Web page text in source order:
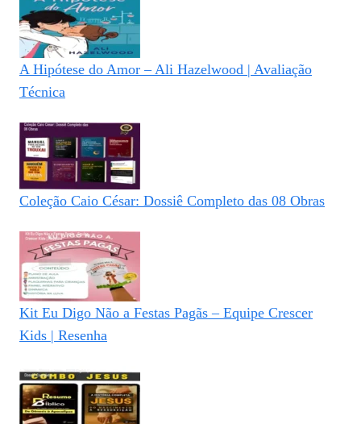
A Hipótese do Amor – Ali Hazelwood | Avaliação
Técnica
Coleção Caio César: Dossiê Completo das 08 Obras
Kit Eu Digo Não a Festas Pagãs – Equipe Crescer
Kids | Resenha